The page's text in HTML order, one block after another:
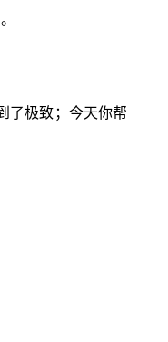
了极致；今天你帮